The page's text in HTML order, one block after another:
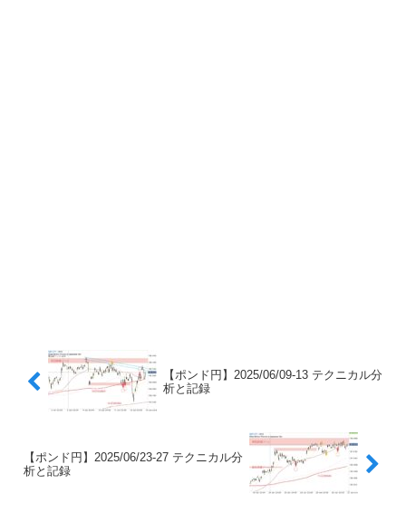
【ポンド円】2025/06/09-13 テクニカル分
析と記録
【ポンド円】2025/06/23-27 テクニカル分
析と記録